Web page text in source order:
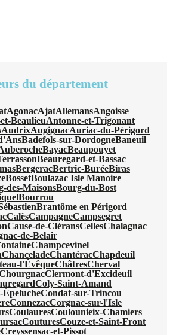
du département
AgonacAjatAllemansAngoisse
BeaulieuAntonne-et-Trigonant
AudrixAugignacAuriac-du-Périgord
Badefols-sur-DordogneBaneuil
BayacBeaupouyet
Beauregard-et-Bassac
BergeracBertric-BuréeBiras
BossetBoulazac Isle Manoire
des-MaisonsBourg-du-Bost
Bourrou
Brantôme en Périgord
CalèsCampagneCampsegret
Cause-de-CléransCellesChalagnac
de-Belair
Champcevinel
ChanceladeChantéracChapdeuil
l'ÉvêqueChâtresCherval
Clermont-d'Excideuil
Coly-Saint-Amand
ÉpelucheCondat-sur-Trincou
ConnezacCorgnac-sur-l'Isle
CoulauresCoulounieix-Chamiers
CouturesCouze-et-Saint-Front
Creyssensac-et-Pissot